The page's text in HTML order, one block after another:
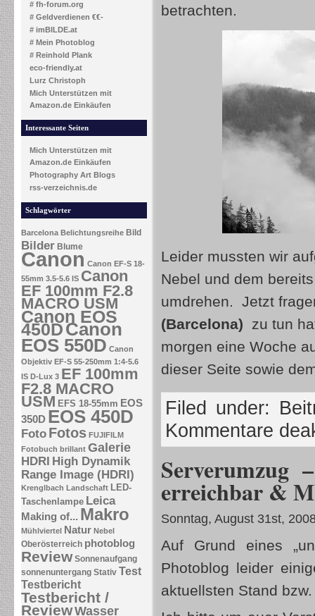
# fh-forum.org
# Geldverdienen €€-
# imBILDE.at
# Mein Photoblog
# Reinhold Plank
eco-friendly.at
Lurz Christoph
Mich Unterstützen mit
Amazon.de Einkäufen
Interessante Seiten
Mich Unterstützen mit
Amazon.de Einkäufen
Photography Art Blogs
rss-verzeichnis.de
Schlagwörter
Barcelona Belichtungsreihe Bild
Bilder Blume
Canon Canon EF-S 18-
55mm 3.5-5.6 IS Canon
EF 100mm F2.8
MACRO USM
Canon EOS
450DCanon
EOS 550D Canon
Objektiv EF-S 55-250mm 1:4-5.6
IS D-Lux 3 EF 100mm
F2.8 MACRO
USM EFS 18-55mm EOS
350D EOS 450D
Foto Fotos FUJIFILM
Fotobuch brillant Galerie
HDRI High Dynamik
Range Image (HDRI)
Krenglbach Landschaft LED-
Taschenlampe Leica
Making of... Makro
Mühlviertel Natur Nebel
Oberösterreich photoblog
Review Sonnenaufgang
sonnenuntergang Stativ Test
Testbericht
Testbericht /
ReviewWasser
betrachten.
Leider mussten wir
Nebel und dem
umdrehen. Jetzt
(Barcelona) zu tun
morgen eine Woche
dieser Seite sowie
Filed under:
Kommentare
Serverumzug
erreichbar &
Sonntag, August 31st,
Auf Grund eines
Photoblog leider
aktuellsten Stand